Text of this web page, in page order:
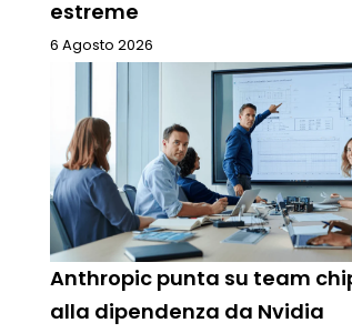
estreme
6 Agosto 2026
Anthropic punta su team
alla dipendenza da Nvidia